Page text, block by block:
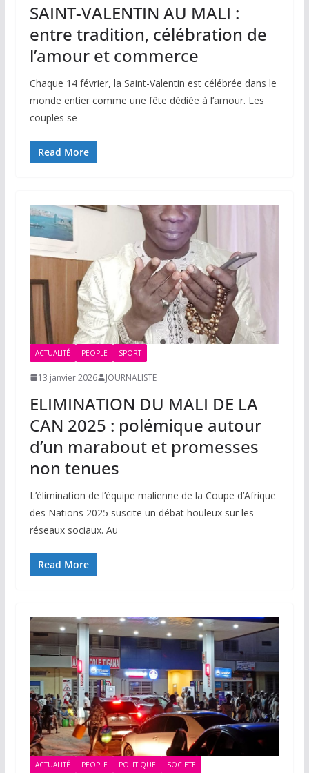
SAINT-VALENTIN AU MALI :
entre tradition, célébration de
l’amour et commerce
Chaque 14 février, la Saint-Valentin est célébrée dans le
monde entier comme une fête dédiée à l’amour. Les
couples se
Read More
ACTUALITÉ PEOPLE SPORT
13 janvier 2026 JOURNALISTE
ELIMINATION DU MALI DE LA
CAN 2025 : polémique autour
d’un marabout et promesses
non tenues
L’élimination de l’équipe malienne de la Coupe d’Afrique
des Nations 2025 suscite un débat houleux sur les
réseaux sociaux. Au
Read More
ACTUALITÉ PEOPLE POLITIQUE SOCIETE